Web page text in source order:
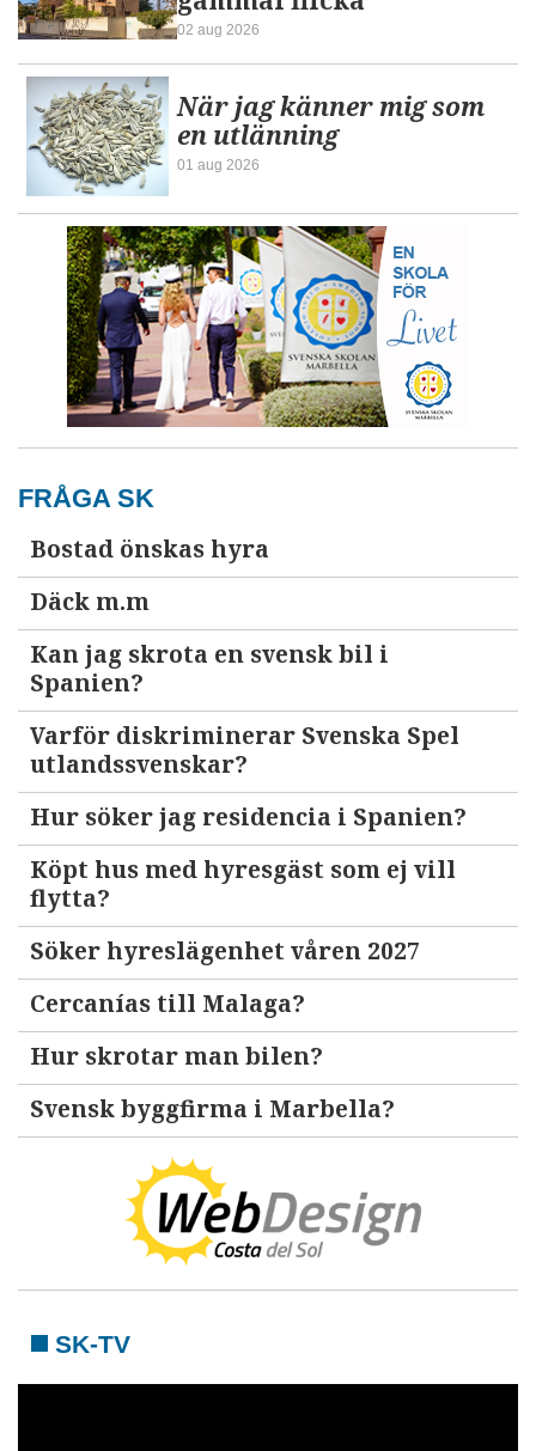
02 aug 2026
När jag känner mig som
en utlänning
01 aug 2026
FRÅGA SK
Bostad önskas hyra
Däck m.m
Kan jag skrota en svensk bil i
Spanien?
Varför diskriminerar Svenska Spel
utlandssvenskar?
Hur söker jag residencia i Spanien?
Köpt hus med hyresgäst som ej vill
flytta?
Söker hyreslägenhet våren 2027
Cercanías till Malaga?
Hur skrotar man bilen?
Svensk byggfirma i Marbella?
SK-TV